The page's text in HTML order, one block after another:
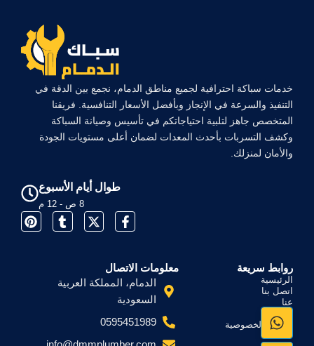
خدمات سباكة احترافية لجميع مناطق الدمام، نجمع بين الدقة في
التنفيذ والسرعة في الإنجاز وبأفضل الأسعار التنافسية. فريقنا
المتخصص جاهز لتلبية احتياجاتكم في تأسيس وصيانة السباكة
وكشف التسربات بأحدث المعدات لضمان أعلى مستويات الجودة
والأمان لمنزلك.
طوال أيام الأسبوع
8 ص - 12 م
F
a
b
o
k
-
X
-
t
T
u
r
P
i
روابط سريعة
الرئيسية
اتصل بنا
عنا
خدماتنا
سياسة الخصوصية
معلومات الاتصال
الدمام، المملكة العربية
السعودية
0595451989